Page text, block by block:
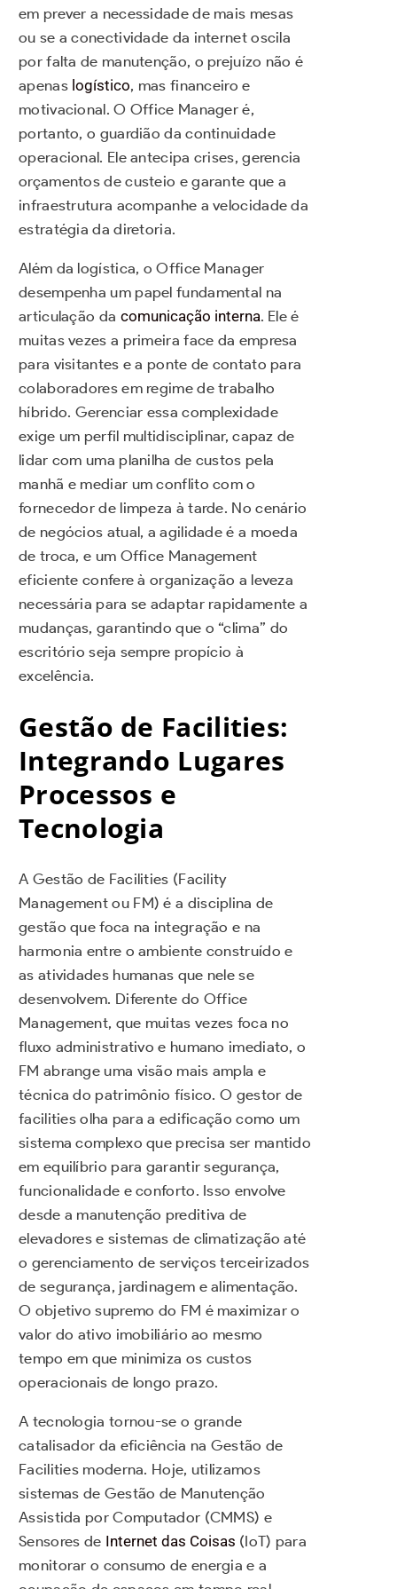
em prever a necessidade de mais mesas
ou se a conectividade da internet oscila
por falta de manutenção, o prejuízo não é
apenas logístico, mas financeiro e
motivacional. O Office Manager é,
portanto, o guardião da continuidade
operacional. Ele antecipa crises, gerencia
orçamentos de custeio e garante que a
infraestrutura acompanhe a velocidade da
estratégia da diretoria.
Além da logística, o Office Manager
desempenha um papel fundamental na
articulação da comunicação interna. Ele é
muitas vezes a primeira face da empresa
para visitantes e a ponte de contato para
colaboradores em regime de trabalho
híbrido. Gerenciar essa complexidade
exige um perfil multidisciplinar, capaz de
lidar com uma planilha de custos pela
manhã e mediar um conflito com o
fornecedor de limpeza à tarde. No cenário
de negócios atual, a agilidade é a moeda
de troca, e um Office Management
eficiente confere à organização a leveza
necessária para se adaptar rapidamente a
mudanças, garantindo que o “clima” do
escritório seja sempre propício à
excelência.
Gestão de Facilities:
Integrando Lugares
Processos e
Tecnologia
A Gestão de Facilities (Facility
Management ou FM) é a disciplina de
gestão que foca na integração e na
harmonia entre o ambiente construído e
as atividades humanas que nele se
desenvolvem. Diferente do Office
Management, que muitas vezes foca no
fluxo administrativo e humano imediato, o
FM abrange uma visão mais ampla e
técnica do patrimônio físico. O gestor de
facilities olha para a edificação como um
sistema complexo que precisa ser mantido
em equilíbrio para garantir segurança,
funcionalidade e conforto. Isso envolve
desde a manutenção preditiva de
elevadores e sistemas de climatização até
o gerenciamento de serviços terceirizados
de segurança, jardinagem e alimentação.
O objetivo supremo do FM é maximizar o
valor do ativo imobiliário ao mesmo
tempo em que minimiza os custos
operacionais de longo prazo.
A tecnologia tornou-se o grande
catalisador da eficiência na Gestão de
Facilities moderna. Hoje, utilizamos
sistemas de Gestão de Manutenção
Assistida por Computador (CMMS) e
Sensores de Internet das Coisas (IoT) para
monitorar o consumo de energia e a